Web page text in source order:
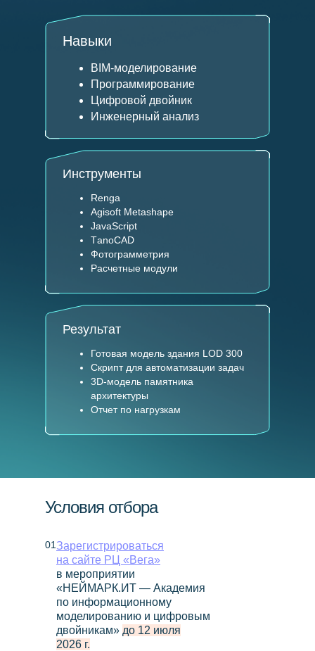
Навыки
BIM-моделирование
Программирование
Цифровой двойник
Инженерный анализ
Инструменты
Renga
Agisoft Metashape
JavaScript
ТanoCAD
Фотограмметрия
Расчетные модули
Результат
Готовая модель здания LOD 300
Скрипт для автоматизации задач
3D-модель памятника
архитектуры
Отчет по нагрузкам
01 Зарегистрироваться
на сайте РЦ «Вега»
в мероприятии
«НЕЙМАРК.ИТ — Академия
по информационному
моделированию и цифровым
двойникам» до 12 июля
2026 г.
Условия отбора